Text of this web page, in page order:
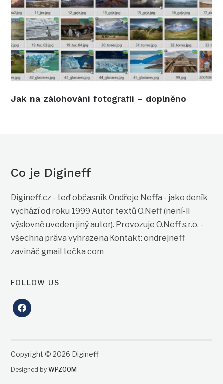
Jak na zálohování fotografií – doplněno
Co je Digineff
Digineff.cz - teď občasník Ondřeje Neffa - jako deník
vychází od roku 1999 Autor textů O.Neff (není-li
výslovně uveden jiný autor). Provozuje O.Neff s.r.o. -
všechna práva vyhrazena Kontakt: ondrejneff
zavináč gmail tečka com
FOLLOW US
facebook
Copyright © 2026 Digineff
Designed byWPZOOM